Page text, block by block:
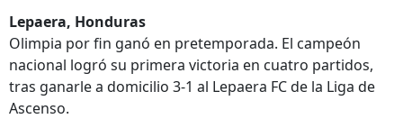
Lepaera, Honduras
Olimpia por fin ganó en pretemporada. El campeón
nacional logró su primera victoria en cuatro partidos,
tras ganarle a domicilio 3-1 al Lepaera FC de la Liga de
Ascenso.